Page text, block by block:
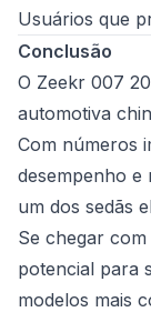
Usuários que
Conclusão
O Zeekr 007
automotiva
Com números
desempenho e
um dos sedãs
Se chegar
potencial para
modelos mais